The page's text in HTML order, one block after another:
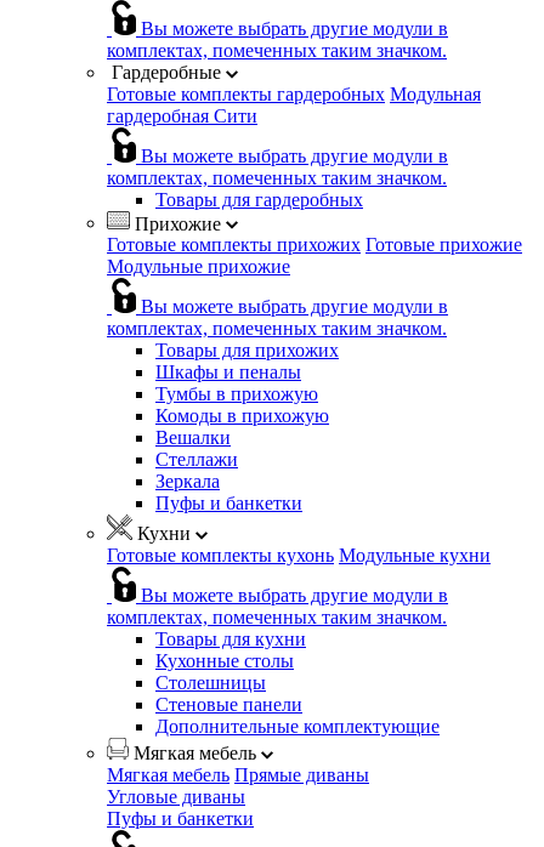
Вы можете выбрать другие модули в
комплектах, помеченных таким значком.
Гардеробные
Готовые комплекты гардеробных Модульная
гардеробная Сити
Вы можете выбрать другие модули в
комплектах, помеченных таким значком.
Товары для гардеробных
Прихожие
Готовые комплекты прихожих Готовые прихожие
Модульные прихожие
Вы можете выбрать другие модули в
комплектах, помеченных таким значком.
Товары для прихожих
Шкафы и пеналы
Тумбы в прихожую
Комоды в прихожую
Вешалки
Стеллажи
Зеркала
Пуфы и банкетки
Кухни
Готовые комплекты кухонь Модульные кухни
Вы можете выбрать другие модули в
комплектах, помеченных таким значком.
Товары для кухни
Кухонные столы
Столешницы
Стеновые панели
Дополнительные комплектующие
Мягкая мебель
Мягкая мебель Прямые диваны
Угловые диваны
Пуфы и банкетки